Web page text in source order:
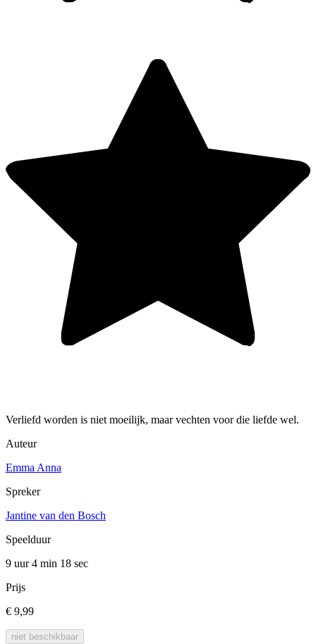
Verliefd worden is niet moeilijk, maar vechten voor die liefde wel.
Auteur
Emma Anna
Spreker
Jantine van den Bosch
Speelduur
9 uur 4 min 18 sec
Prijs
€ 9,99
niet beschikbaar